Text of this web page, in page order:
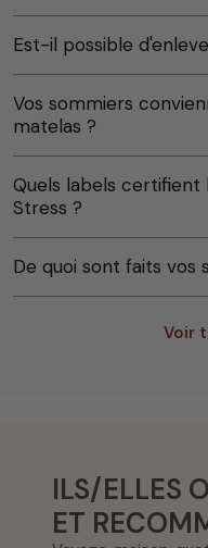
Est-il possible
Vos sommiers
matelas ?
Quels labels certifient
Stress ?
De quoi sont faits vos
Voir
ILS/ELLES
ET